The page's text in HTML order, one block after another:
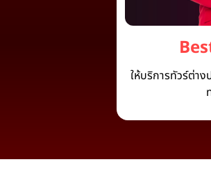
ให้บริการทัวร์ต่า